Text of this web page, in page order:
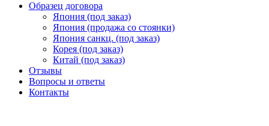
Образец договора
Япония (под заказ)
Япония (продажа со стоянки)
Япония санкц. (под заказ)
Корея (под заказ)
Китай (под заказ)
Отзывы
Вопросы и ответы
Контакты